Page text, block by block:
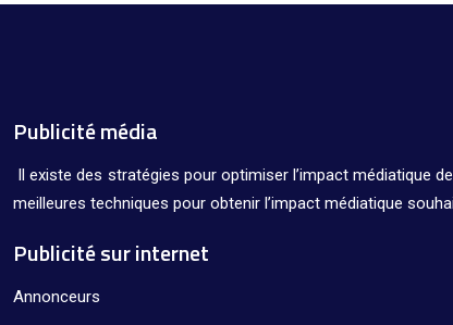
Publicité média
Il existe des stratégies pour optimiser l’impact médiatique
meilleures techniques pour obtenir l’impact médiatique
Publicité sur internet
Annonceurs